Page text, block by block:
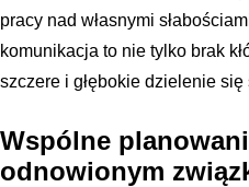
pracy nad własnymi
komunikacja to nie tylko brak
szczere i głębokie dzielenie
Wspólne
odnowionym